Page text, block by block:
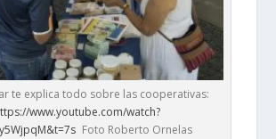
te explica todo sobre las cooperativas:
www.youtube.com/watch?
Foto Roberto Ornelas